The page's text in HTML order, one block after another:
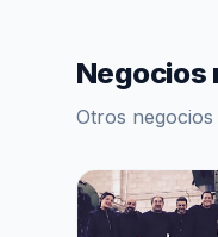
Negocios
Otros